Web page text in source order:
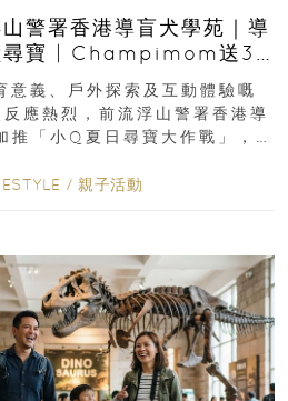
山警署香港導盲犬學苑｜導
尋寶 | Champimom送3
意義、戶外探索及互動體驗嘅
應熱烈，前流浮山警署香港導
「小Q夏日尋寶大作戰」，家
/ 親子活動